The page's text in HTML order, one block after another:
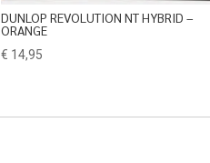
DUNLOP REVOLUTION NT HYBRID –
ORANGE
€ 14,95